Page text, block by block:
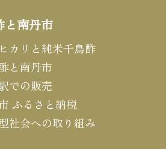
と南丹市
カリと純米千鳥酢
と南丹市
での販売
ふるさと納税
社会への取り組み